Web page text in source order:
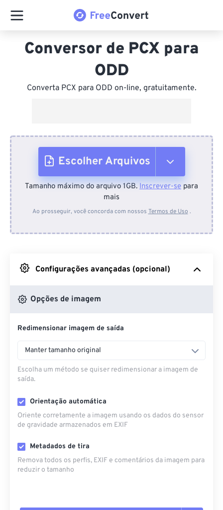
Conversor de PCX para
ODD
Converta PCX para ODD on-line, gratuitamente.
Escolher Arquivos
Do dispositivo
Do Google Drive
Do OneDrive
Da URL
Tamanho máximo do arquivo 1GB. Inscrever-se para
mais
Ao prosseguir, você concorda com nossos Termos de Uso .
Configurações avançadas (opcional)
Opções de imagem
Redimensionar imagem de saída
Manter tamanho original
Escolha um método se quiser redimensionar a imagem de
saída.
Orientação automática
Oriente corretamente a imagem usando os dados do sensor
de gravidade armazenados em EXIF
Metadados de tira
Remova todos os perfis, EXIF ​​e comentários da imagem para
reduzir o tamanho